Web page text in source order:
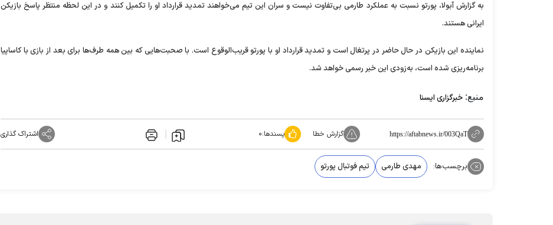
به گزارش آبولا، پورتو نسبت به عملکرد طارمی بی‌تفاوت نیست و سران این تیم می‌خواهند تمدید قرارداد او را تکمیل کنند و در این لحظه منتظر پاسخ بازیکن
ایرانی هستند.
نماینده این بازیکن در حال حاضر در پرتغال است و تمدید قرارداد او با پورتو قریب‌الوقوع است. با صحبت‌هایی که بین همه طرف‌ها برای بعد از بازی با کاساپیا
برنامه‌ریزی شده است، به‌زودی این خبر رسمی خواهد شد.
منبع: خبرگزاری ایسنا
https://aftabnews.ir/003QaT گزارش خطا پسندها:۰ اشتراک گذاری
برچسب‌ها: مهدی طارمی تیم فوتبال پورتو